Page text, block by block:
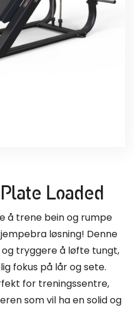
Loaded
å trene bein og rumpe
løsning! Denne
tryggere å løfte tungt,
fokus på lår og sete.
for treningssentre,
som vil ha en solid og